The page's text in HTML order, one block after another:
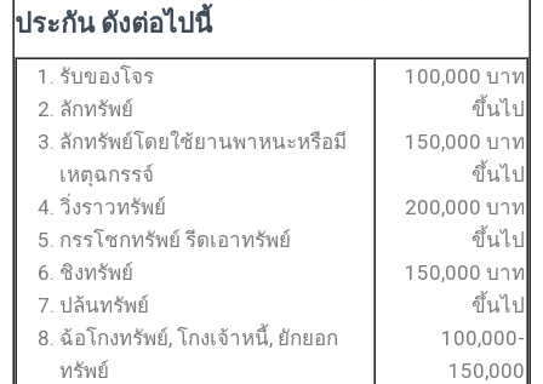
ประกัน ดังต่อไปนี้
รับของโจร
ลักทรัพย์
ลักทรัพย์โดยใช้ยานพาหนะหรือมี
เหตุฉกรรจ์
วิ่งราวทรัพย์
กรรโชกทรัพย์ รีดเอาทรัพย์
ชิงทรัพย์
ปล้นทรัพย์
ฉ้อโกงทรัพย์, โกงเจ้าหนี้, ยักยอก
ทรัพย์
100,000 บาท
ขึ้นไป
150,000 บาท
ขึ้นไป
200,000 บาท
ขึ้นไป
150,000 บาท
ขึ้นไป
100,000-
150,000